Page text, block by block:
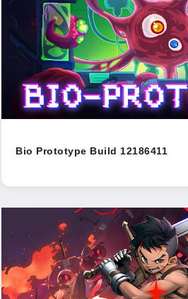
Bio Prototype Build 12186411